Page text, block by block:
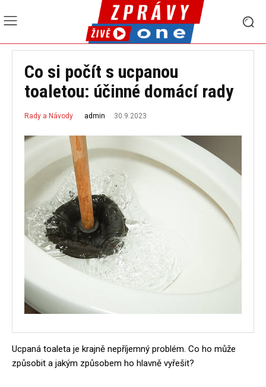
Co si počít s ucpanou
toaletou: účinné domácí rady
Rady a Návody admin 30.9.2023
Ucpaná toaleta je krajně nepříjemný problém. Co ho může
způsobit a jakým způsobem ho hlavně vyřešit?